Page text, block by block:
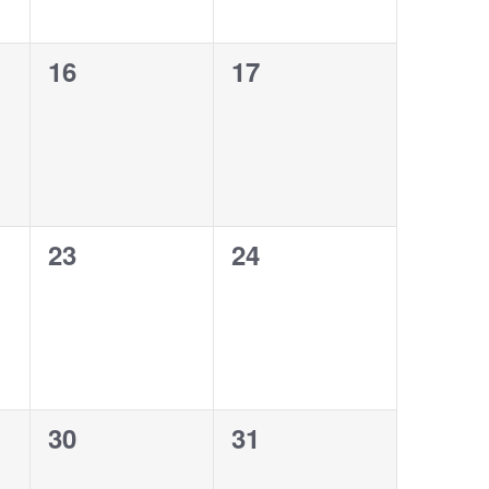
0
16
0
17
0
23
0
24
0
30
0
31